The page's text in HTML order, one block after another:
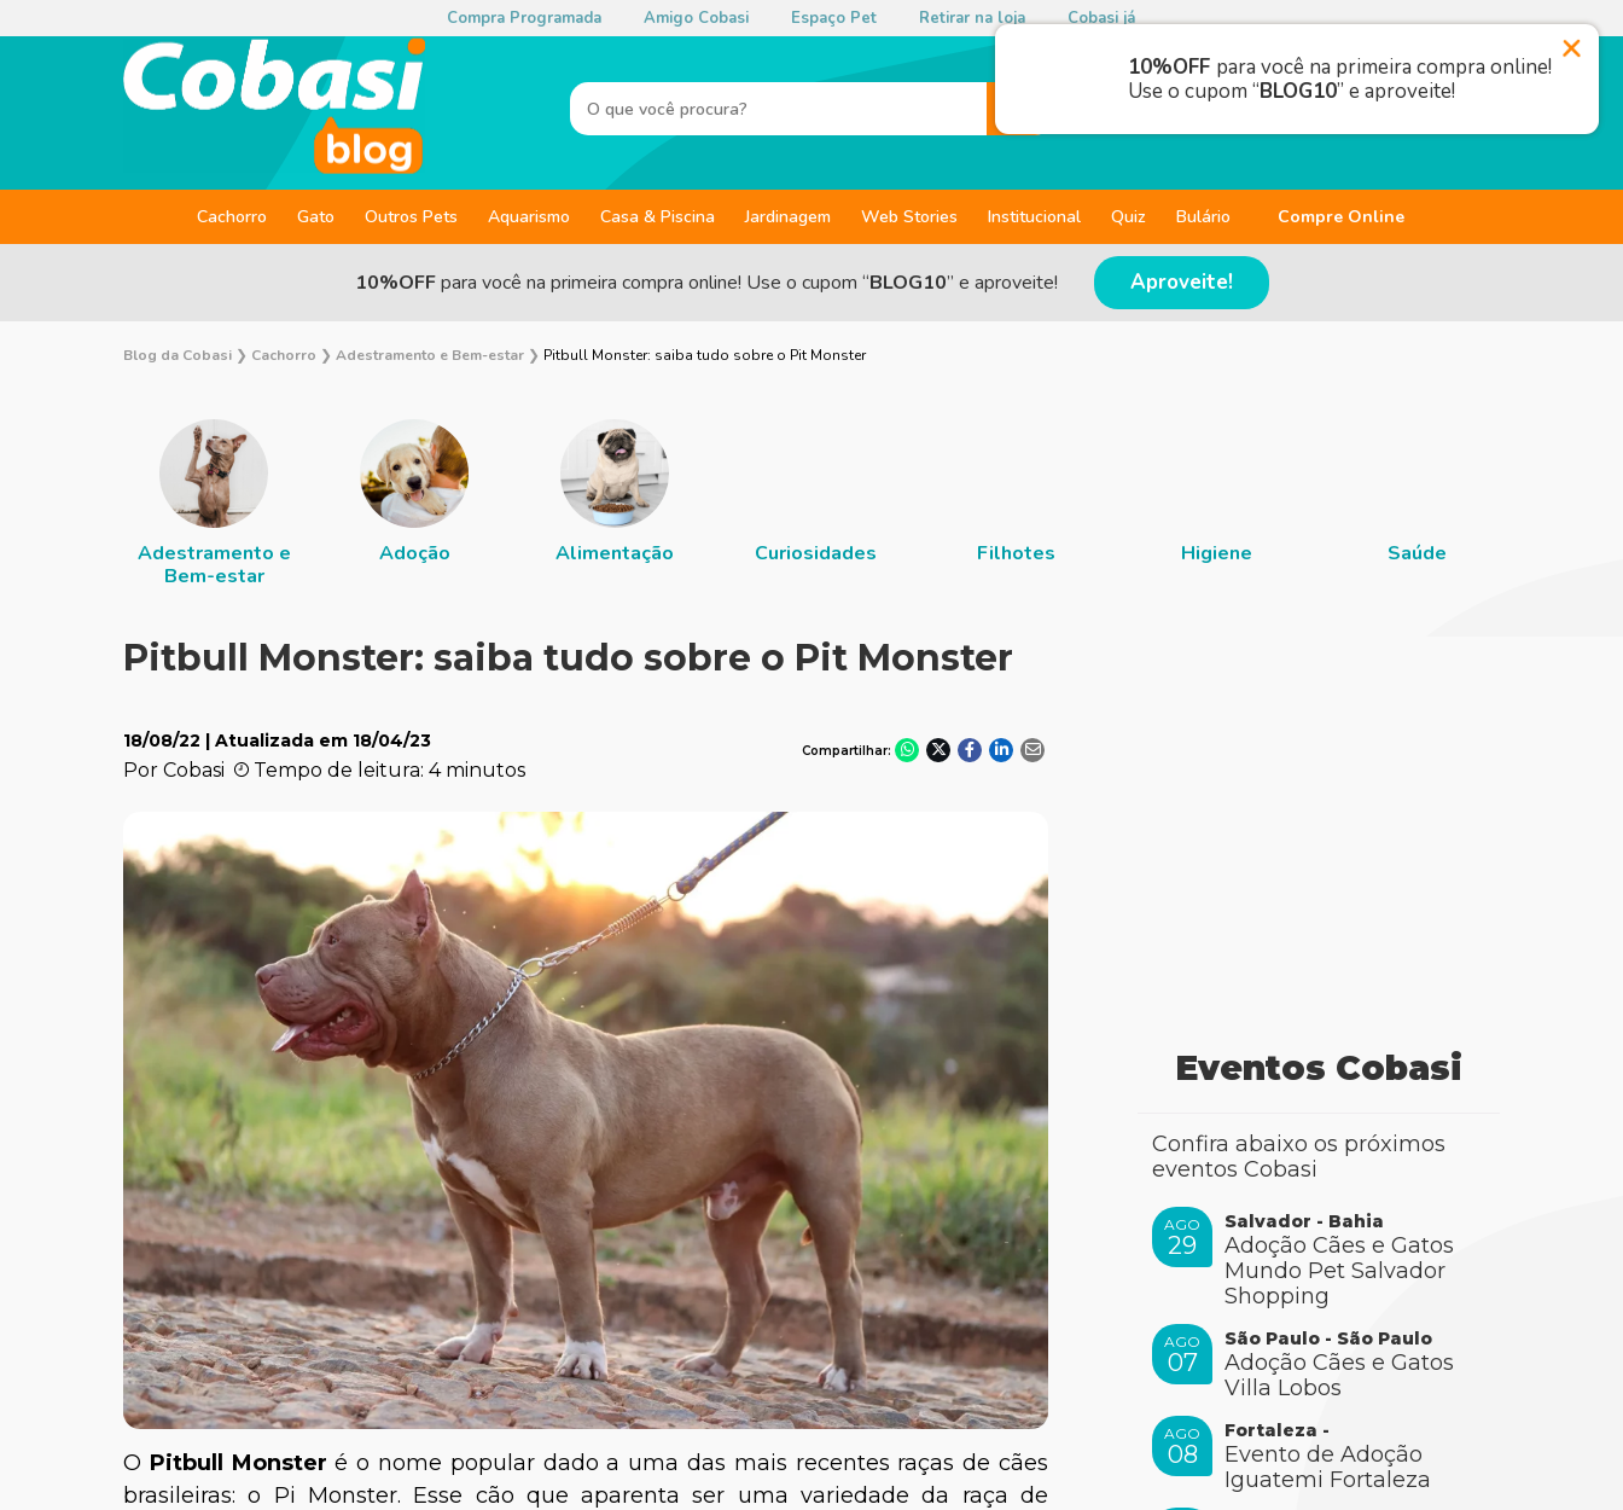
Compra Programada Amigo Cobasi Espaço Pet Retirar na loja Cobasi já
Cachorro Gato Outros Pets Aquarismo Casa & Piscina Jardinagem Web Stories Institucional Quiz Bulário Compre Online
10%OFFpara você na primeira compra online! Use o cupom “BLOG10” e aproveite! Aproveite!
Blog da Cobasi ❯ Cachorro ❯ Adestramento e Bem-estar ❯ Pitbull Monster: saiba tudo sobre o Pit Monster
Adestramento e
Bem-estar
Adoção Alimentação Curiosidades Filhotes Higiene Saúde
Pitbull Monster: saiba tudo sobre o Pit Monster
18/08/22 | Atualizada em 18/04/23
Por Cobasi Tempo de leitura: 4 minutos
Compartilhar:
O Pitbull Monster é o nome popular dado a uma das mais recentes raças de cães
brasileiras: o Pi Monster. Esse cão que aparenta ser uma variedade da raça de
Eventos Cobasi
Confira abaixo os próximos
eventos Cobasi
AGO
29
Salvador - Bahia
Adoção Cães e Gatos
Mundo Pet Salvador
Shopping
AGO
07
São Paulo - São Paulo
Adoção Cães e Gatos
Villa Lobos
AGO
08
Fortaleza -
Evento de Adoção
Iguatemi Fortaleza
10%OFF para você na primeira compra online!
Use o cupom “BLOG10” e aproveite!